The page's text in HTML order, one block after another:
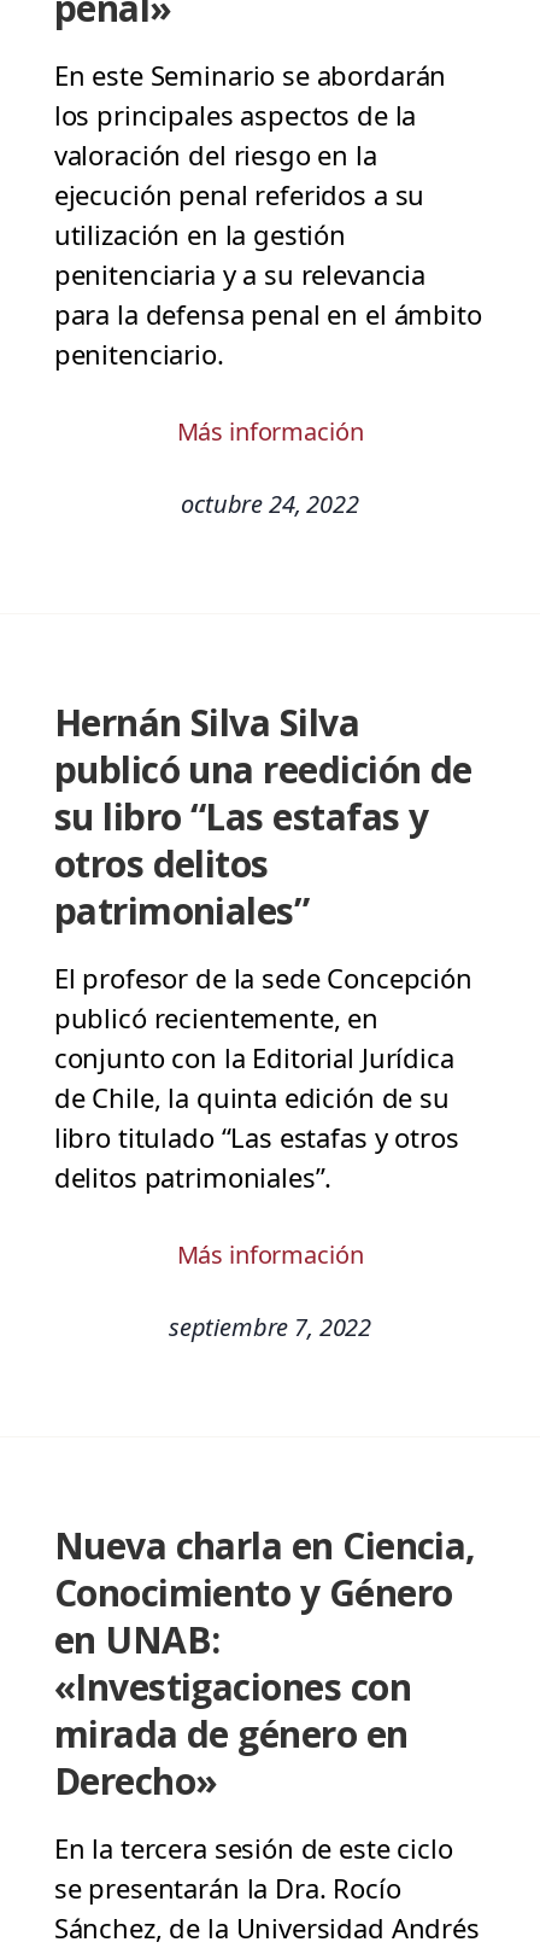
En este Seminario se abordarán
los principales aspectos de la
valoración del riesgo en la
ejecución penal referidos a su
utilización en la gestión
penitenciaria y a su relevancia
para la defensa penal en el ámbito
penitenciario.
Más información
octubre 24, 2022
Hernán Silva Silva
publicó una reedición de
su libro “Las estafas y
otros delitos
patrimoniales”
El profesor de la sede Concepción
publicó recientemente, en
conjunto con la Editorial Jurídica
de Chile, la quinta edición de su
libro titulado “Las estafas y otros
delitos patrimoniales”.
Más información
septiembre 7, 2022
Nueva charla en Ciencia,
Conocimiento y Género
en UNAB:
«Investigaciones con
mirada de género en
Derecho»
En la tercera sesión de este ciclo
se presentarán la Dra. Rocío
Sánchez, de la Universidad Andrés